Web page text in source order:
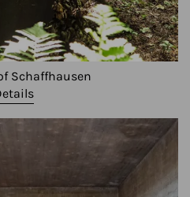
Schaffhausen